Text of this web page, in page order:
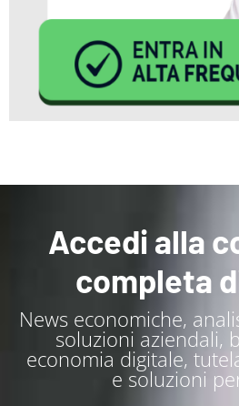
Accedi alla
completa
News economiche,
soluzioni aziendali,
economia digitale,
e soluzioni